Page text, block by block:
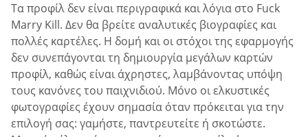
Τα προφίλ δεν είναι περιγραφικά και λόγια στο Fuck
Marry Kill. Δεν θα βρείτε αναλυτικές βιογραφίες και
πολλές καρτέλες. Η δομή και οι στόχοι της εφαρμογής
δεν συνεπάγονται τη δημιουργία μεγάλων καρτών
προφίλ, καθώς είναι άχρηστες, λαμβάνοντας υπόψη
τους κανόνες του παιχνιδιού. Μόνο οι ελκυστικές
φωτογραφίες έχουν σημασία όταν πρόκειται για την
επιλογή σας: γαμήστε, παντρευτείτε ή σκοτώστε.